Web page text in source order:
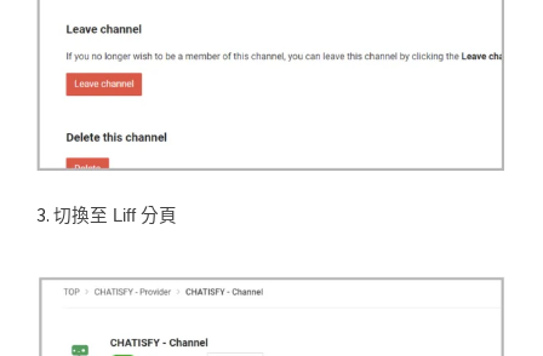
3. 切換至 Liff 分頁